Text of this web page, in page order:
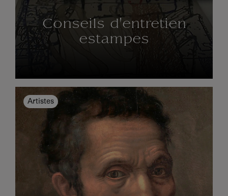
Conseils d'entretien
estampes
Artistes